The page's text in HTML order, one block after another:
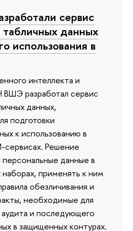
сервис
табличных данных
использования в
интеллекта и
разработал сервис
данных,
подготовки
к использованию в
сервисах. Решение
персональные данные в
применять к ним
обезличивания и
необходимые для
и последующего
в защищенных контурах.